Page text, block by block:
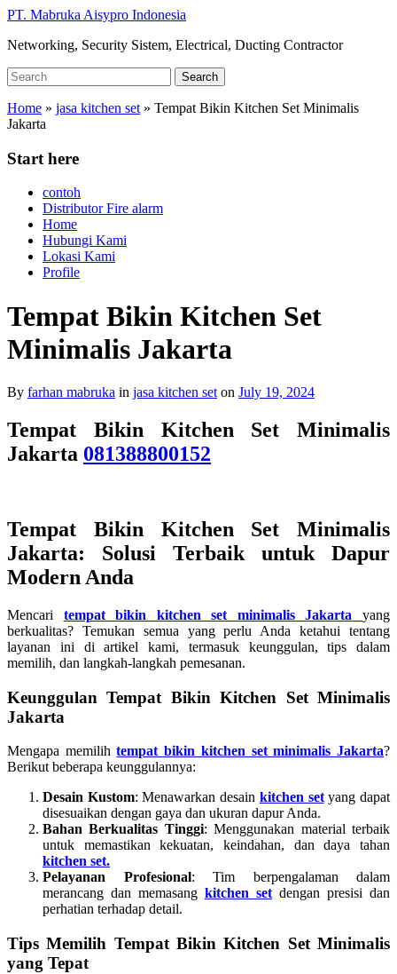
Skip
main
PT. Mabruka Aisypro Indonesia
Networking, Security Sistem, Electrical, Ducting Contractor
Search
for:
Search
Home » jasa kitchen set » Tempat Bikin Kitchen Set Minimalis
Jakarta
Start here
contoh
Distributor Fire alarm
Home
Hubungi Kami
Lokasi Kami
Profile
Tempat Bikin Kitchen Set
Minimalis Jakarta
By farhan mabruka in jasa kitchen set on July 19, 2024
Tempat Bikin Kitchen Set Minimalis
Jakarta 081388800152
Tempat Bikin Kitchen Set Minimalis
Jakarta: Solusi Terbaik untuk Dapur
Modern Anda
Mencari tempat bikin kitchen set minimalis Jakarta
yang
berkualitas? Temukan semua yang perlu Anda ketahui tentang
layanan ini di artikel kami, termasuk keunggulan, tips dalam
memilih, dan langkah-langkah pemesanan.
Keunggulan Tempat Bikin Kitchen Set Minimalis
Jakarta
Mengapa memilihtempat bikin kitchen set minimalis Jakarta?
Berikut beberapa keunggulannya:
Desain Kustom: Menawarkan desain kitchen setyang dapat
disesuaikan dengan gaya dan ukuran dapur Anda.
Bahan Berkualitas Tinggi: Menggunakan material terbaik
untuk memastikan kekuatan, keindahan, dan daya tahan
kitchen set.
Pelayanan Profesional: Tim berpengalaman dalam
merancang dan memasang kitchen set dengan presisi dan
perhatian terhadap detail.
Tips Memilih Tempat Bikin Kitchen Set Minimalis
yang Tepat